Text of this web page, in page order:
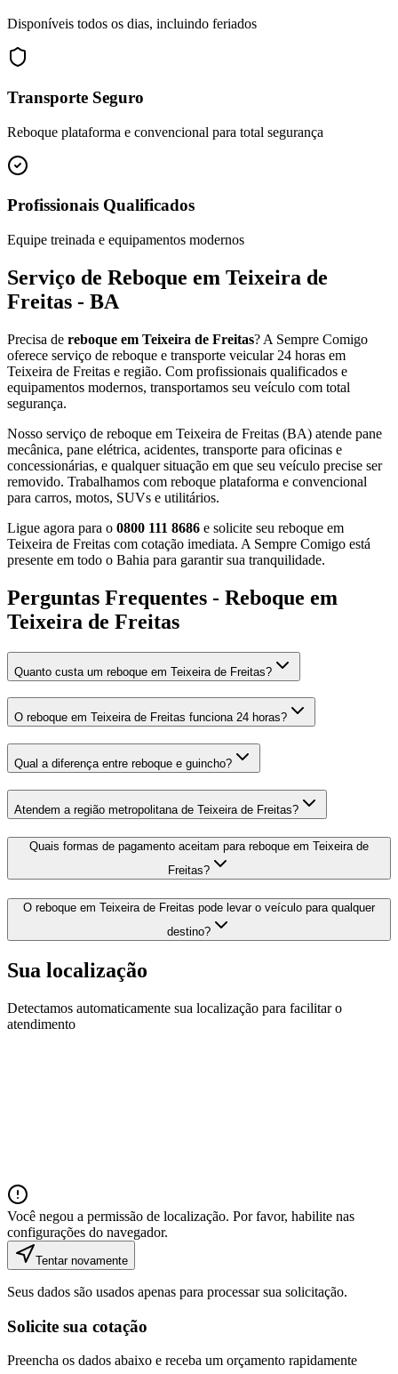
Disponíveis todos os dias, incluindo feriados
Transporte Seguro
Reboque plataforma e convencional para total segurança
Profissionais Qualificados
Equipe treinada e equipamentos modernos
Serviço de Reboque em Teixeira de
Freitas - BA
Precisa de reboque em Teixeira de Freitas? A Sempre Comigo
oferece serviço de reboque e transporte veicular 24 horas em
Teixeira de Freitas e região. Com profissionais qualificados e
equipamentos modernos, transportamos seu veículo com total
segurança.
Nosso serviço de reboque em Teixeira de Freitas (BA) atende pane
mecânica, pane elétrica, acidentes, transporte para oficinas e
concessionárias, e qualquer situação em que seu veículo precise ser
removido. Trabalhamos com reboque plataforma e convencional
para carros, motos, SUVs e utilitários.
Ligue agora para o 0800 111 8686 e solicite seu reboque em
Teixeira de Freitas com cotação imediata. A Sempre Comigo está
presente em todo o Bahia para garantir sua tranquilidade.
Perguntas Frequentes - Reboque em
Teixeira de Freitas
Quanto custa um reboque em Teixeira de Freitas?
O reboque em Teixeira de Freitas funciona 24 horas?
Qual a diferença entre reboque e guincho?
Atendem a região metropolitana de Teixeira de Freitas?
Quais formas de pagamento aceitam para reboque em Teixeira de
Freitas?
O reboque em Teixeira de Freitas pode levar o veículo para qualquer
destino?
Sua localização
Detectamos automaticamente sua localização para facilitar o
atendimento
Você negou a permissão de localização. Por favor, habilite nas
configurações do navegador.
Tentar novamente
Seus dados são usados apenas para processar sua solicitação.
Solicite sua cotação
Preencha os dados abaixo e receba um orçamento rapidamente